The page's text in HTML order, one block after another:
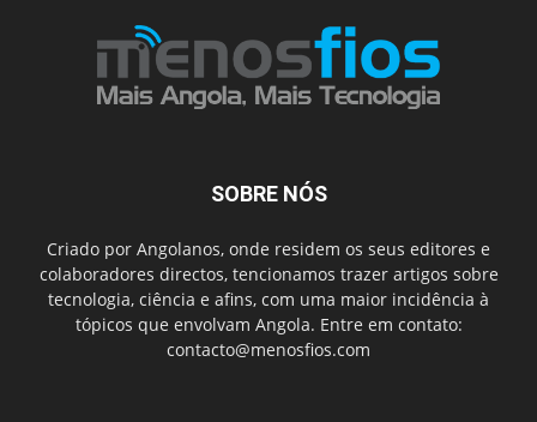
SOBRE NÓS
Criado por Angolanos, onde residem os seus editores e
colaboradores directos, tencionamos trazer artigos sobre
tecnologia, ciência e afins, com uma maior incidência à
tópicos que envolvam Angola. Entre em contato:
contacto@menosfios.com